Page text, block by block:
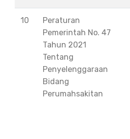
10
Peraturan
Pemerintah No. 47
Tahun 2021
Tentang
Penyelenggaraan
Bidang
Perumahsakitan